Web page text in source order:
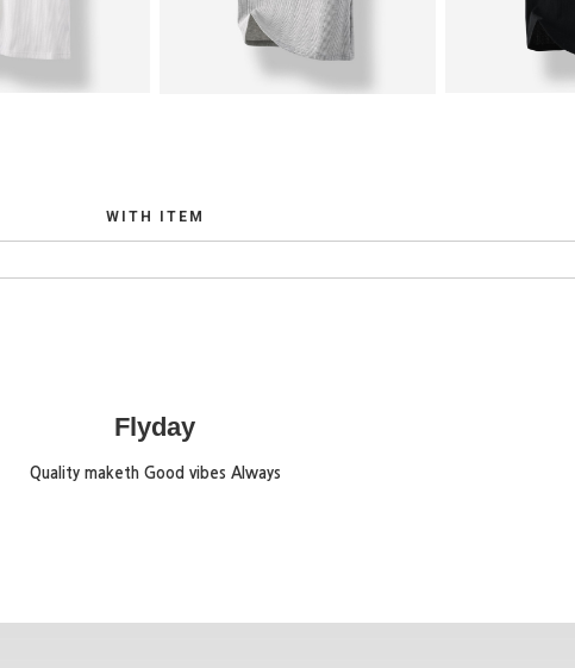
WITH ITEM
Flyday
Quality maketh Good vibes Always